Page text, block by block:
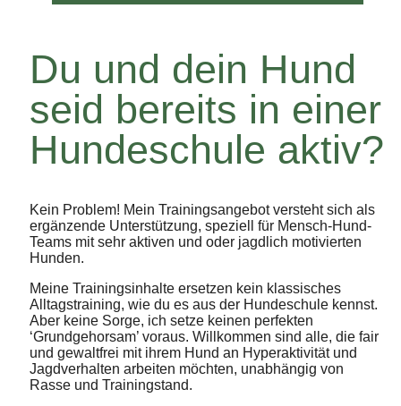
Du und dein Hund
seid bereits in einer
Hundeschule aktiv?
Kein Problem! Mein Trainingsangebot versteht sich als
ergänzende Unterstützung, speziell für Mensch-Hund-
Teams mit sehr aktiven und oder jagdlich motivierten
Hunden.
Meine Trainingsinhalte ersetzen kein klassisches
Alltagstraining, wie du es aus der Hundeschule kennst.
Aber keine Sorge, ich setze keinen perfekten
‘Grundgehorsam’ voraus. Willkommen sind alle, die fair
und gewaltfrei mit ihrem Hund an Hyperaktivität und
Jagdverhalten arbeiten möchten, unabhängig von
Rasse und Trainingstand.